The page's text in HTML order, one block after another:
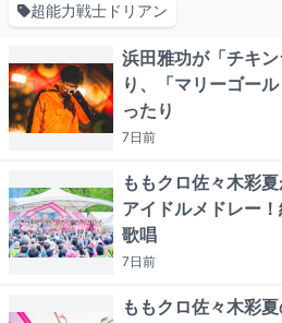
超能力戦士ドリアン
浜田雅功が「チキ
り、「マリーゴー
ったり
7日前
ももクロ佐々木彩
アイドルメドレー！
歌唱
7日前
ももクロ佐々木彩